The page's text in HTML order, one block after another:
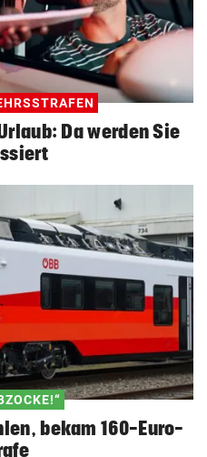
Da werden Sie
bekam 160-Euro-